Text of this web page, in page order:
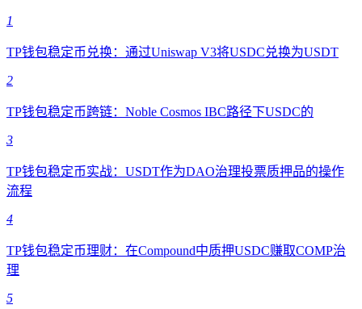
1
TP钱包稳定币兑换：通过Uniswap V3将USDC兑换为USDT
2
TP钱包稳定币跨链：Noble Cosmos IBC路径下USDC的
3
TP钱包稳定币实战：USDT作为DAO治理投票质押品的操作
流程
4
TP钱包稳定币理财：在Compound中质押USDC赚取COMP治
理
5